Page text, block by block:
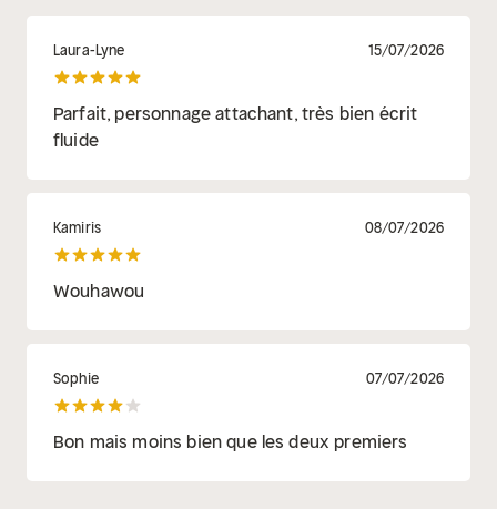
Laura-Lyne 15/07/2026
Parfait, personnage attachant, très bien écrit
fluide
Kamiris 08/07/2026
Wouhawou
Sophie 07/07/2026
Bon mais moins bien que les deux premiers